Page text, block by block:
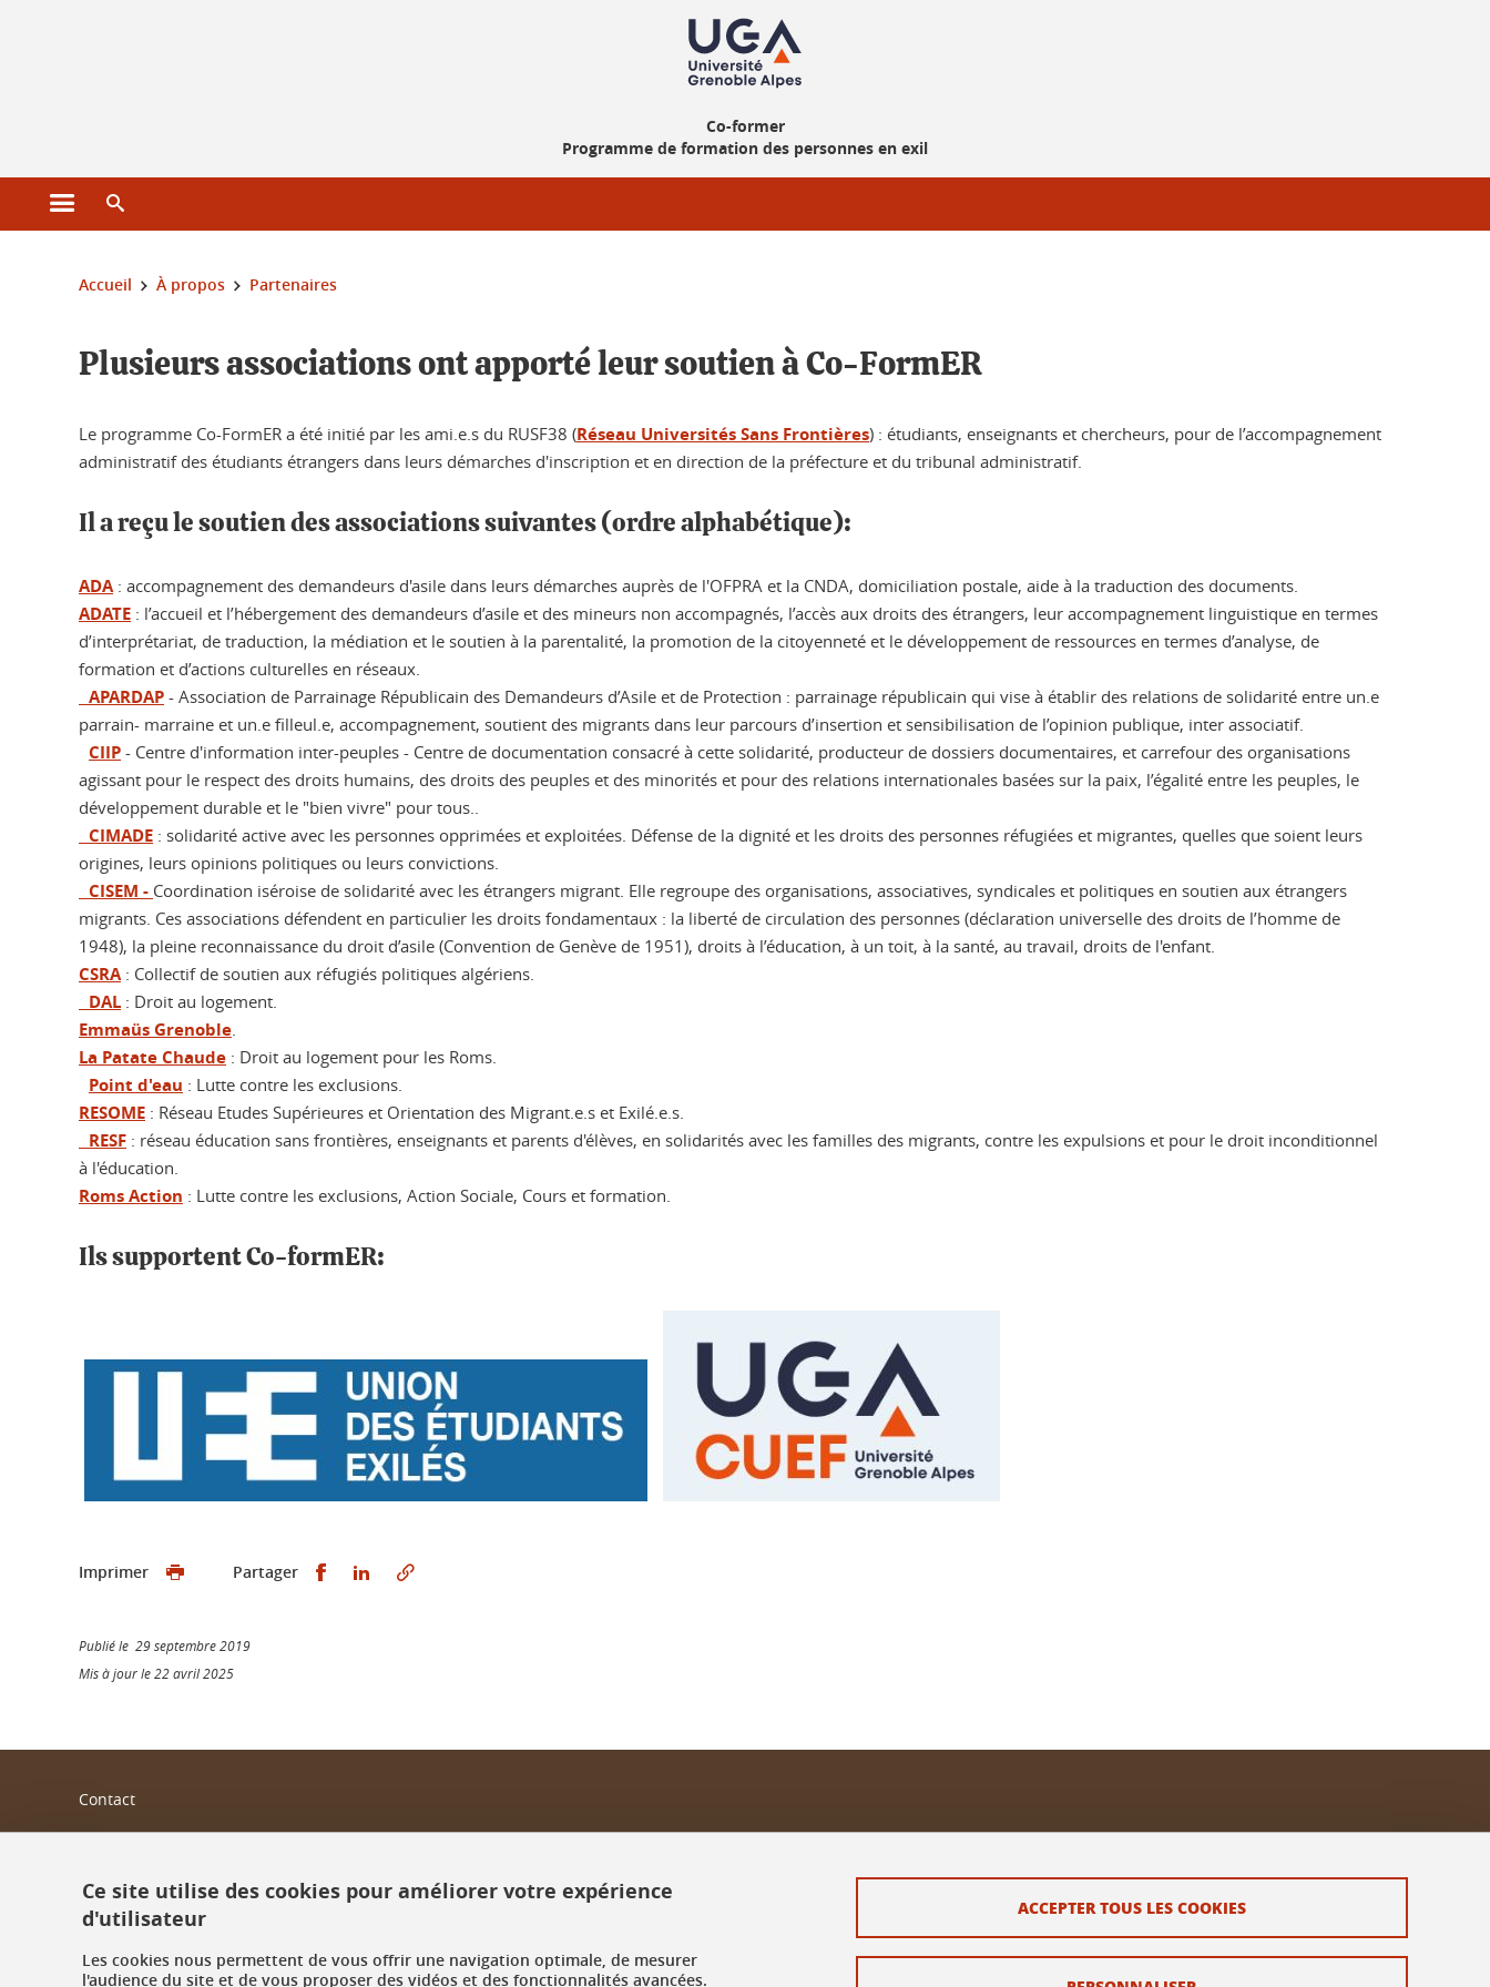
Co-former
Programme de formation des personnes en exil
Ouvrir le menu principal
Vous êtes ici :
Accueil À propos Partenaires
Plusieurs associations ont apporté leur soutien à Co-FormER
Le programme Co-FormER a été initié par les ami.e.s du RUSF38 (Réseau Universités Sans Frontières) : étudiants, enseignants et chercheurs, pour de l’accompagnement
administratif des étudiants étrangers dans leurs démarches d'inscription et en direction de la préfecture et du tribunal administratif.
Il a reçu le soutien des associations suivantes (ordre alphabétique):
ADA: accompagnement des demandeurs d'asile dans leurs démarches auprès de l'OFPRA et la CNDA, domiciliation postale, aide à la traduction des documents.
ADATE : l’accueil et l’hébergement des demandeurs d’asile et des mineurs non accompagnés, l’accès aux droits des étrangers, leur accompagnement linguistique en termes
d’interprétariat, de traduction, la médiation et le soutien à la parentalité, la promotion de la citoyenneté et le développement de ressources en termes d’analyse, de
formation et d’actions culturelles en réseaux.
APARDAP - Association de Parrainage Républicain des Demandeurs d’Asile et de Protection : parrainage républicain qui vise à établir des relations de solidarité entre un.e
parrain- marraine et un.e filleul.e, accompagnement, soutient des migrants dans leur parcours d’insertion et sensibilisation de l’opinion publique, inter associatif.
CIIP - Centre d'information inter-peuples - Centre de documentation consacré à cette solidarité, producteur de dossiers documentaires, et carrefour des organisations
agissant pour le respect des droits humains, des droits des peuples et des minorités et pour des relations internationales basées sur la paix, l’égalité entre les peuples, le
développement durable et le "bien vivre" pour tous..
CIMADE : solidarité active avec les personnes opprimées et exploitées. Défense de la dignité et les droits des personnes réfugiées et migrantes, quelles que soient leurs
origines, leurs opinions politiques ou leurs convictions.
CISEM - Coordination iséroise de solidarité avec les étrangers migrant. Elle regroupe des organisations, associatives, syndicales et politiques en soutien aux étrangers
migrants. Ces associations défendent en particulier les droits fondamentaux : la liberté de circulation des personnes (déclaration universelle des droits de l’homme de
1948), la pleine reconnaissance du droit d’asile (Convention de Genève de 1951), droits à l’éducation, à un toit, à la santé, au travail, droits de l'enfant.
CSRA: Collectif de soutien aux réfugiés politiques algériens.
DAL : Droit au logement.
Emmaüs Grenoble.
La Patate Chaude : Droit au logement pour les Roms.
Point d'eau : Lutte contre les exclusions.
RESOME : Réseau Etudes Supérieures et Orientation des Migrant.e.s et Exilé.e.s.
RESF : réseau éducation sans frontières, enseignants et parents d'élèves, en solidarités avec les familles des migrants, contre les expulsions et pour le droit inconditionnel
à l'éducation.
Roms Action : Lutte contre les exclusions, Action Sociale, Cours et formation.
Ils supportent Co-formER:
Imprimer Partager Partager sur Facebook
Partager sur LinkedIn
Publié le 29 septembre 2019
Mis à jour le 22 avril 2025
Contact
Mentions légales
Données personnelles
Crédits
Ce site utilise des cookies pour améliorer votre expérience
d'utilisateur
Les cookies nous permettent de vous offrir une navigation optimale, de mesurer
l'audience du site et de vous proposer des vidéos et des fonctionnalités avancées.
ACCEPTER TOUS LES COOKIES